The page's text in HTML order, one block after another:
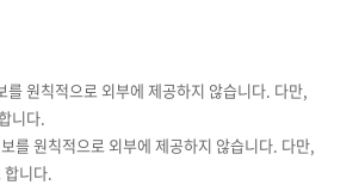
를 원칙적으로 외부에 제공하지 않습니다. 다만,
니다.
를 원칙적으로 외부에 제공하지 않습니다. 다만,
합니다.